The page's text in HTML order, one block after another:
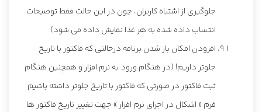
جلوگیری از اشتباه کاربران، چون در این حالت فقط توضیحات
انتساب داده شده به هر غذا نمایش داده می شود)
افزودن امکان باز شدن برنامه درحالتی که فاکتور با تاریخ
جلوتر داریم! (در هنگام ورود به نرم افزار و همچنین هنگام
ثبت فاکتور در صورتی که فاکتور با تاریخ جلوتر داشته باشیم
فرم « اشکال در اجرای نرم افزار » جهت تغییر تاریخ فاکتور ها